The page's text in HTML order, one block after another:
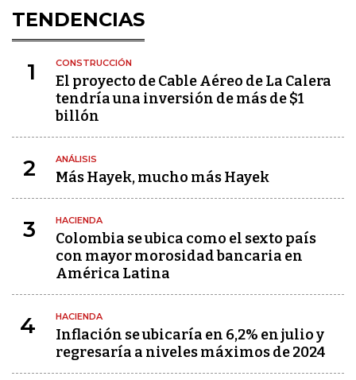
TENDENCIAS
1 CONSTRUCCIÓN
El proyecto de Cable Aéreo de La Calera
tendría una inversión de más de $1
billón
2 ANÁLISIS
Más Hayek, mucho más Hayek
3 HACIENDA
Colombia se ubica como el sexto país
con mayor morosidad bancaria en
América Latina
4 HACIENDA
Inflación se ubicaría en 6,2% en julio y
regresaría a niveles máximos de 2024